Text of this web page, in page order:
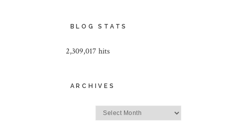
BLOG STATS
2,309,017 hits
ARCHIVES